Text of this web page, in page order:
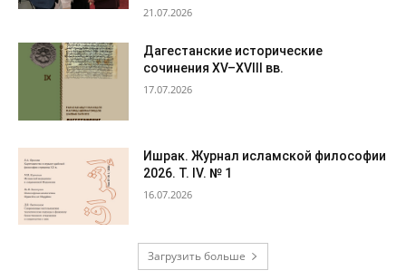
21.07.2026
Дагестанские исторические
сочинения XV–XVIII вв.
17.07.2026
Ишрак. Журнал исламской философии
2026. Т. IV. № 1
16.07.2026
Загрузить больше